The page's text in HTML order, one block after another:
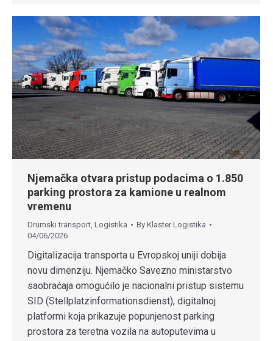
Njemačka otvara pristup podacima o 1.850
parking prostora za kamione u realnom
vremenu
Drumski transport Logistika By Klaster Logistika
04/06/2026
Digitalizacija transporta u Evropskoj uniji dobija
novu dimenziju. Njemačko Savezno ministarstvo
saobraćaja omogućilo je nacionalni pristup sistemu
SID (Stellplatzinformationsdienst), digitalnoj
platformi koja prikazuje popunjenost parking
prostora za teretna vozila na autoputevima u